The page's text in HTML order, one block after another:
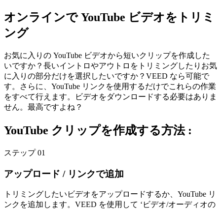
オンラインで YouTube ビデオをトリミ
ング
お気に入りの YouTube ビデオから短いクリップを作成した
いですか？長いイントロやアウトロをトリミングしたりお気
に入りの部分だけを選択したいですか？VEED なら可能で
す。さらに、YouTube リンクを使用するだけでこれらの作業
をすべて行えます。ビデオをダウンロードする必要はありま
せん。最高ですよね？
YouTube クリップを作成する方法 :
ステップ 01
アップロード / リンクで追加
トリミングしたいビデオをアップロードするか、YouTube リ
ンクを追加します。VEED を使用して ‘ビデオ/オーディオの